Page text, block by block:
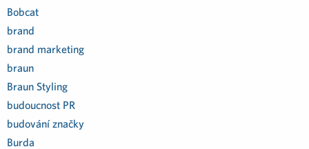
Bobcat
brand
brand marketing
braun
Braun Styling
budoucnost PR
budování značky
Burda